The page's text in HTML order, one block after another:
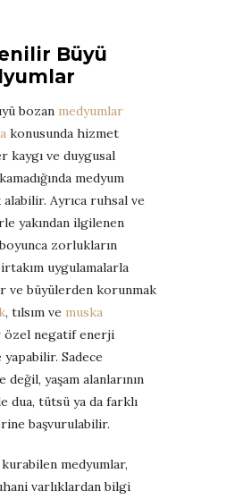
Büyü
bozan medyumlar
konusunda hizmet
kaygı ve duygusal
medyum
Ayrıca ruhsal ve
yakından ilgilenen
zorlukların
uygulamalarla
ve büyülerden korunmak
, tılsım ve muska
özel negatif enerji
Sadece
yaşam alanlarının
dua, tütsü ya da farklı
başvurulabilir.
medyumlar,
varlıklardan bilgi